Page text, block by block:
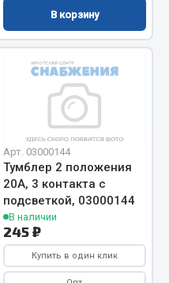
В корзину
Арт. 03000144
Тумблер 2 положения
20А, 3 контакта с
подсветкой, 03000144
В наличии
245 ₽
Купить в один клик